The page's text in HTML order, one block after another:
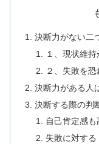
決断力がない二
１、現状維
２、失敗を恐
決断力がある人
決断する際の判
自己肯定感も
失敗に対す